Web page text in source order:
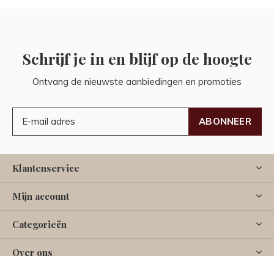
Schrijf je in en blijf op de hoogte
Ontvang de nieuwste aanbiedingen en promoties
ABONNEER
Klantenservice
Mijn account
Categorieën
Over ons